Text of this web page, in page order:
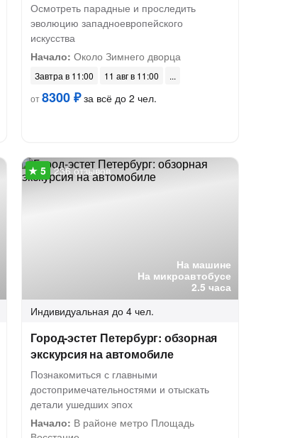
Осмотреть парадные и проследить
эволюцию западноевропейского
искусства
Начало: Около Зимнего дворца
Завтра в 11:00
11 авг в 11:00
от8300 ₽за всё до 2 чел.
На машине
На микроавтобусе
2.5 часа
236 отзывов
Индивидуальная до 4 чел.
Город-эстет Петербург: обзорная
экскурсия на автомобиле
Познакомиться с главными
достопримечательностями и отыскать
детали ушедших эпох
Начало: В районе метро Площадь